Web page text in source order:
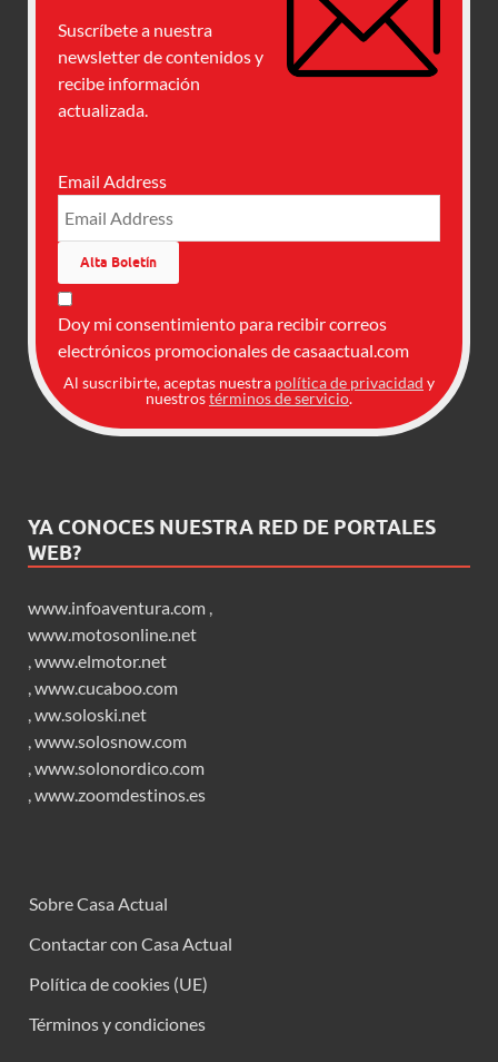
Suscríbete a nuestra
newsletter de contenidos y
recibe información
actualizada.
Email Address
Doy mi consentimiento para recibir correos
electrónicos promocionales de casaactual.com
Al suscribirte, aceptas nuestra política de privacidad y
nuestrostérminos de servicio.
YA CONOCES NUESTRA RED DE PORTALES
WEB?
www.infoaventura.com
www.motosonline.net
www.elmotor.net
www.cucaboo.com
ww.soloski.net
www.solosnow.com
www.solonordico.com
www.zoomdestinos.es
Sobre Casa Actual
Contactar con Casa Actual
Política de cookies (UE)
Términos y condiciones